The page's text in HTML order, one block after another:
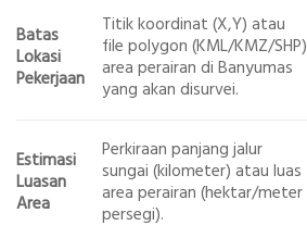
Batas
Lokasi
Pekerjaan
Titik koordinat (X,Y) atau
file polygon (KML/KMZ/SHP)
area perairan di Banyumas
yang akan disurvei.
Estimasi
Luasan
Area
Perkiraan panjang jalur
sungai (kilometer) atau luas
area perairan (hektar/meter
persegi).